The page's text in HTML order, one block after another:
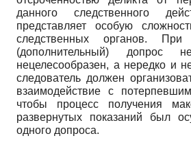
данного следственного
представляет особую
следственных органов.
(дополнительный) допрос
нецелесообразен, а нередко и
следователь должен
взаимодействие с
чтобы процесс получения
развернутых показаний был
одного допроса.